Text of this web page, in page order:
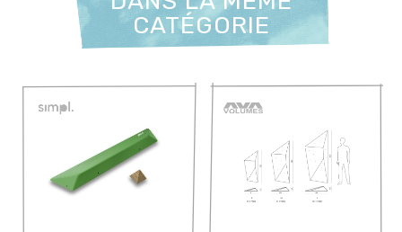
CATÉGORIE